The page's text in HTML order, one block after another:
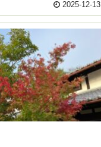
2025-12-13